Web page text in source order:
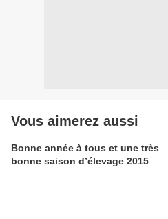
Vous aimerez aussi
Bonne année à tous et une très
bonne saison d’élevage 2015